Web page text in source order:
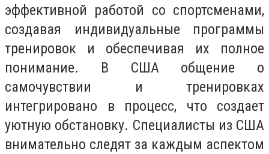
эффективной работой со спортсменами,
создавая индивидуальные программы
тренировок и обеспечивая их полное
понимание. В США общение о
самочувствии и тренировках
интегрировано в процесс, что создает
уютную обстановку. Специалисты из США
внимательно следят за каждым аспектом